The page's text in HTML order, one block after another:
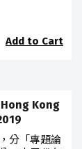
Add to Cart
Kong
分「專題論